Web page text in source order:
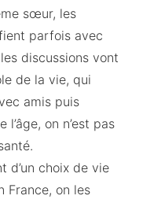
sœur, les
parfois avec
discussions vont
de la vie, qui
amis puis
on n’est pas
d’un choix de vie
France, on les